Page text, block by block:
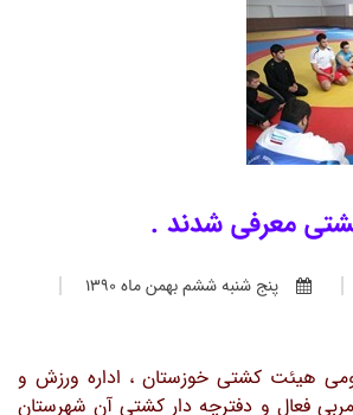
معرفی شدند .
پنج شنبه ششم بهمن ماه 1390
هیئت کشتی خوزستان ، اداره ورزش و
فعال و دفترچه دار کشتی آن شهرستان